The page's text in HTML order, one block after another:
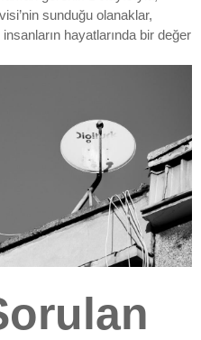
sunduğu olanaklar,
hayatlarında bir değer